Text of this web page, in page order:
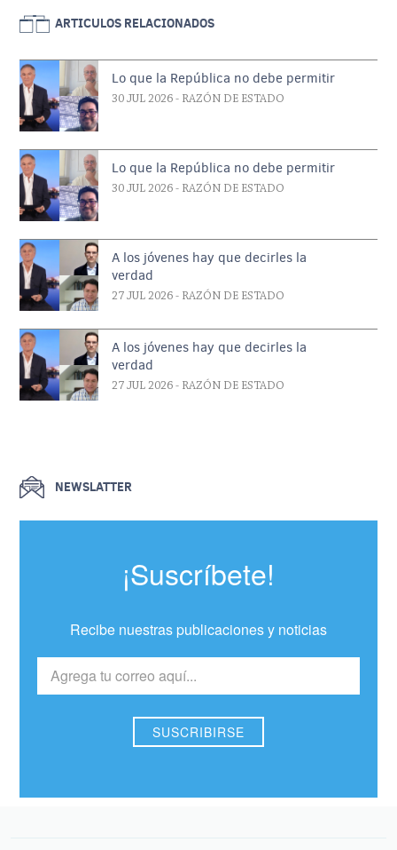
ARTICULOS RELACIONADOS
Lo que la República no debe permitir
30 JUL 2026 - RAZÓN DE ESTADO
Lo que la República no debe permitir
30 JUL 2026 - RAZÓN DE ESTADO
A los jóvenes hay que decirles la
verdad
27 JUL 2026 - RAZÓN DE ESTADO
A los jóvenes hay que decirles la
verdad
27 JUL 2026 - RAZÓN DE ESTADO
NEWSLATTER
¡Suscríbete!
Recibe nuestras publicaciones y noticias